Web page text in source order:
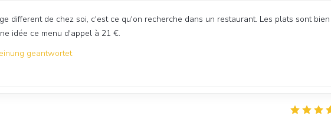
different de chez soi, c'est ce qu'on recherche dans un restaurant. Les plats sont bien
idée ce menu d'appel à 21 €.
geantwortet